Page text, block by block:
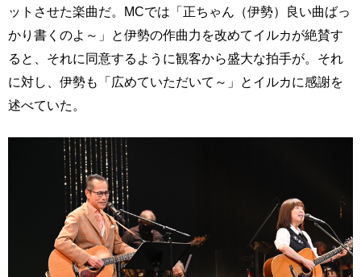
ットさせた楽曲だ。MCでは「正ちゃん（伊勢）良い曲ばっ
かり書くのよ～」と伊勢の作曲力を改めてイルカが絶賛す
ると、それに同意するように観客から盛大な拍手が。それ
に対し、伊勢も「広めていただいて～」とイルカに感謝を
述べていた。